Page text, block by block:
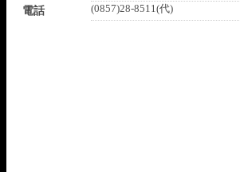
電話
(0857)28-8511(代)